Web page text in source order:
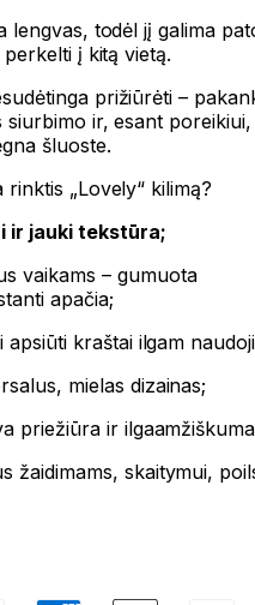
lengvas, todėl jį galima
į kitą vietą.
prižiūrėti –
siurbimo ir, esant poreikiui,
šluoste.
rinktis „Lovely“ kilimą?
ir jauki tekstūra;
vaikams – gumuota
apačia;
apsiūti kraštai ilgam
mielas dizainas;
priežiūra ir
žaidimams, skaitymui,